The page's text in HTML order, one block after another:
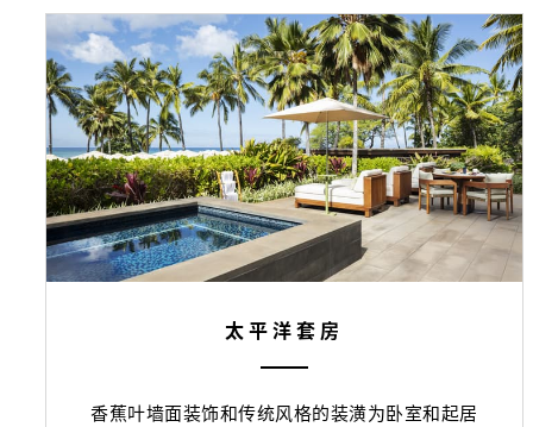
太平洋套房
香蕉叶墙面装饰和传统风格的装潢为卧室和起居